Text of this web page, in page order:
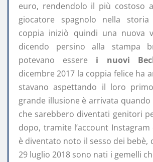
euro, rendendolo il più costoso
giocatore spagnolo nella
coppia iniziò quindi una nuova
dicendo persino alla stampa
potevano essere i nuovi
dicembre 2017 la coppia felice ha
stavano aspettando il loro
grande illusione è arrivata
che sarebbero diventati genitori
dopo, tramite l’account Instagram
è diventato noto il sesso dei bebè,
29 luglio 2018 sono nati i gemelli